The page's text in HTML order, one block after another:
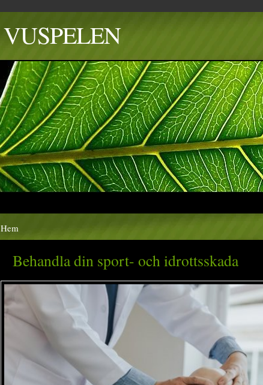
VUSPELEN
Hem
Behandla din sport- och idrottsskada